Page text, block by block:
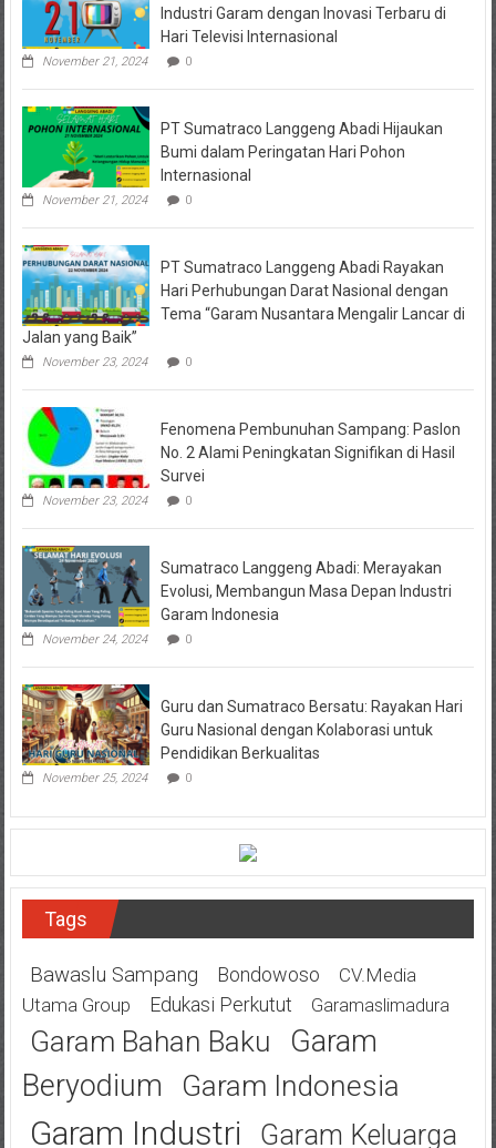
Desak
Penahanan
Industri Garam dengan Inovasi Terbaru di
Hari Televisi Internasional
November 21, 2024 0
PT Sumatraco Langgeng Abadi Hijaukan
Bumi dalam Peringatan Hari Pohon
Internasional
November 21, 2024 0
PT Sumatraco Langgeng Abadi Rayakan
Hari Perhubungan Darat Nasional dengan
Tema “Garam Nusantara Mengalir Lancar di
Jalan yang Baik”
November 23, 2024 0
Fenomena Pembunuhan Sampang: Paslon
No. 2 Alami Peningkatan Signifikan di Hasil
Survei
November 23, 2024 0
Sumatraco Langgeng Abadi: Merayakan
Evolusi, Membangun Masa Depan Industri
Garam Indonesia
November 24, 2024 0
Guru dan Sumatraco Bersatu: Rayakan Hari
Guru Nasional dengan Kolaborasi untuk
Pendidikan Berkualitas
November 25, 2024 0
Tags
Bawaslu Sampang Bondowoso
CV.Media
Utama Group
Edukasi Perkutut Garamaslimadura
Garam Bahan Baku
Garam
Beryodium
Garam Indonesia
Garam Industri Garam Keluarga